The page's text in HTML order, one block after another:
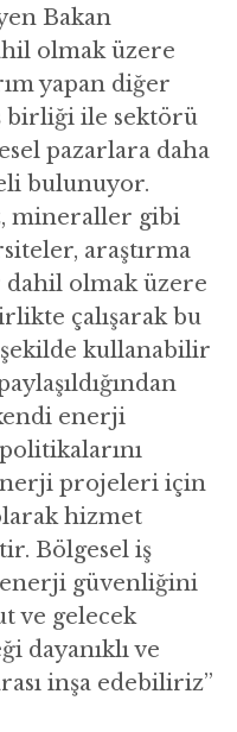
Bakan
olmak üzere
yapan diğer
birliği ile sektörü
pazarlara daha
bulunuyor.
mineraller gibi
araştırma
olmak üzere
çalışarak bu
kullanabilir
enerji
projeleri için
hizmet
Bölgesel iş
güvenliğini
ve gelecek
dayanıklı ve
inşa edebiliriz”